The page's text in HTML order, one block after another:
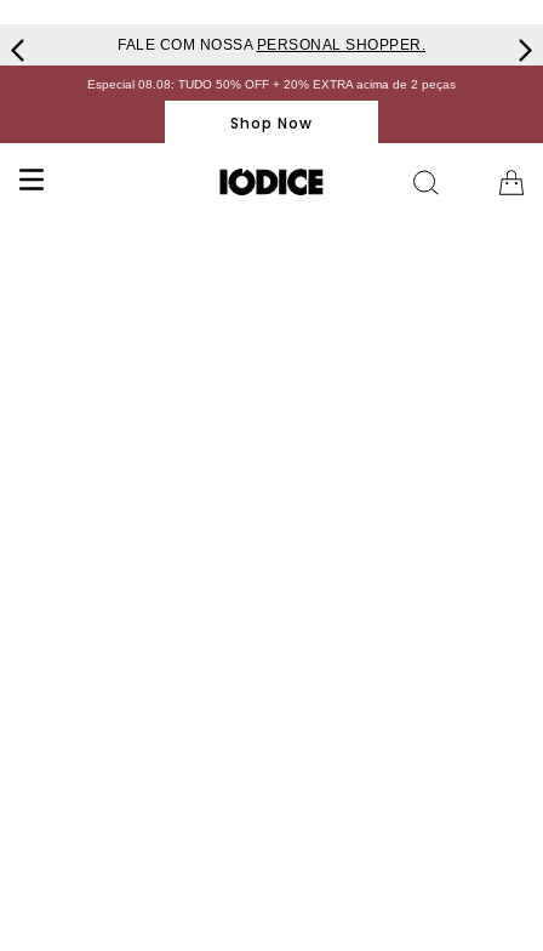
FALE COM NOSSA PERSONAL SHOPPER.
Especial 08.08: TUDO 50% OFF + 20% EXTRA acima de 2 peças
Shop Now